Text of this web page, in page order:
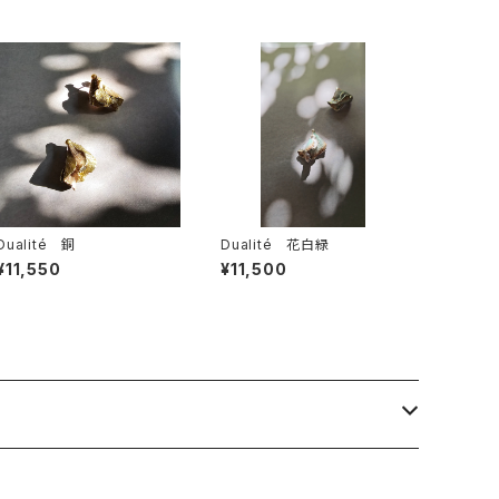
銅 Dualité 花白緑
¥11,500